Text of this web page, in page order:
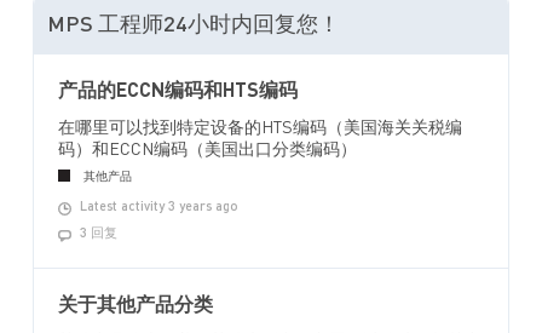
MPS 工程师24小时内回复您！
产品的ECCN编码和HTS编码
在哪里可以找到特定设备的HTS编码（美国海关关税编
码）和ECCN编码（美国出口分类编码）
其他产品
Latest activity 3 years ago
3 回复
关于其他产品分类